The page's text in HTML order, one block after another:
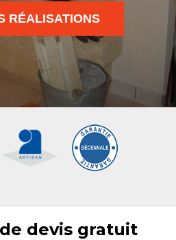
RÉALISATIONS
devis gratuit